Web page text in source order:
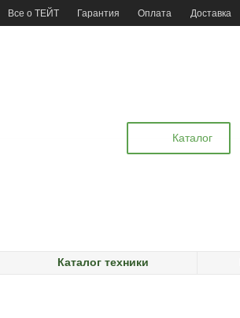
Все о ТЕЙТ Гарантия Оплата Доставка
Каталог
Каталог техники